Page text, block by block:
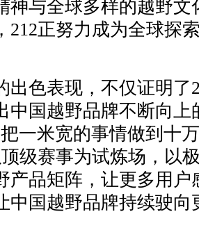
神与全球多样的越野
212正努力成为全球探
出色表现，不仅证明了
中国越野品牌不断向
一米宽的事情做到十
级赛事为试炼场，以
产品矩阵，让更多用
中国越野品牌持续驶向